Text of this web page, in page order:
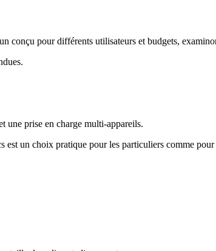
conçu pour différents utilisateurs et budgets,
une prise en charge multi-appareils.
un choix pratique pour les particuliers comme pour